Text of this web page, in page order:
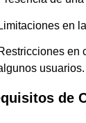
Limitaciones en
en
usuarios.
de